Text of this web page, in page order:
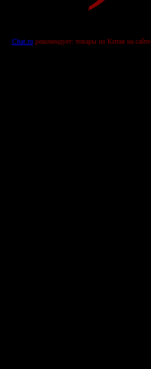
Chat.ruрекомендует: товары из Китая на сайте